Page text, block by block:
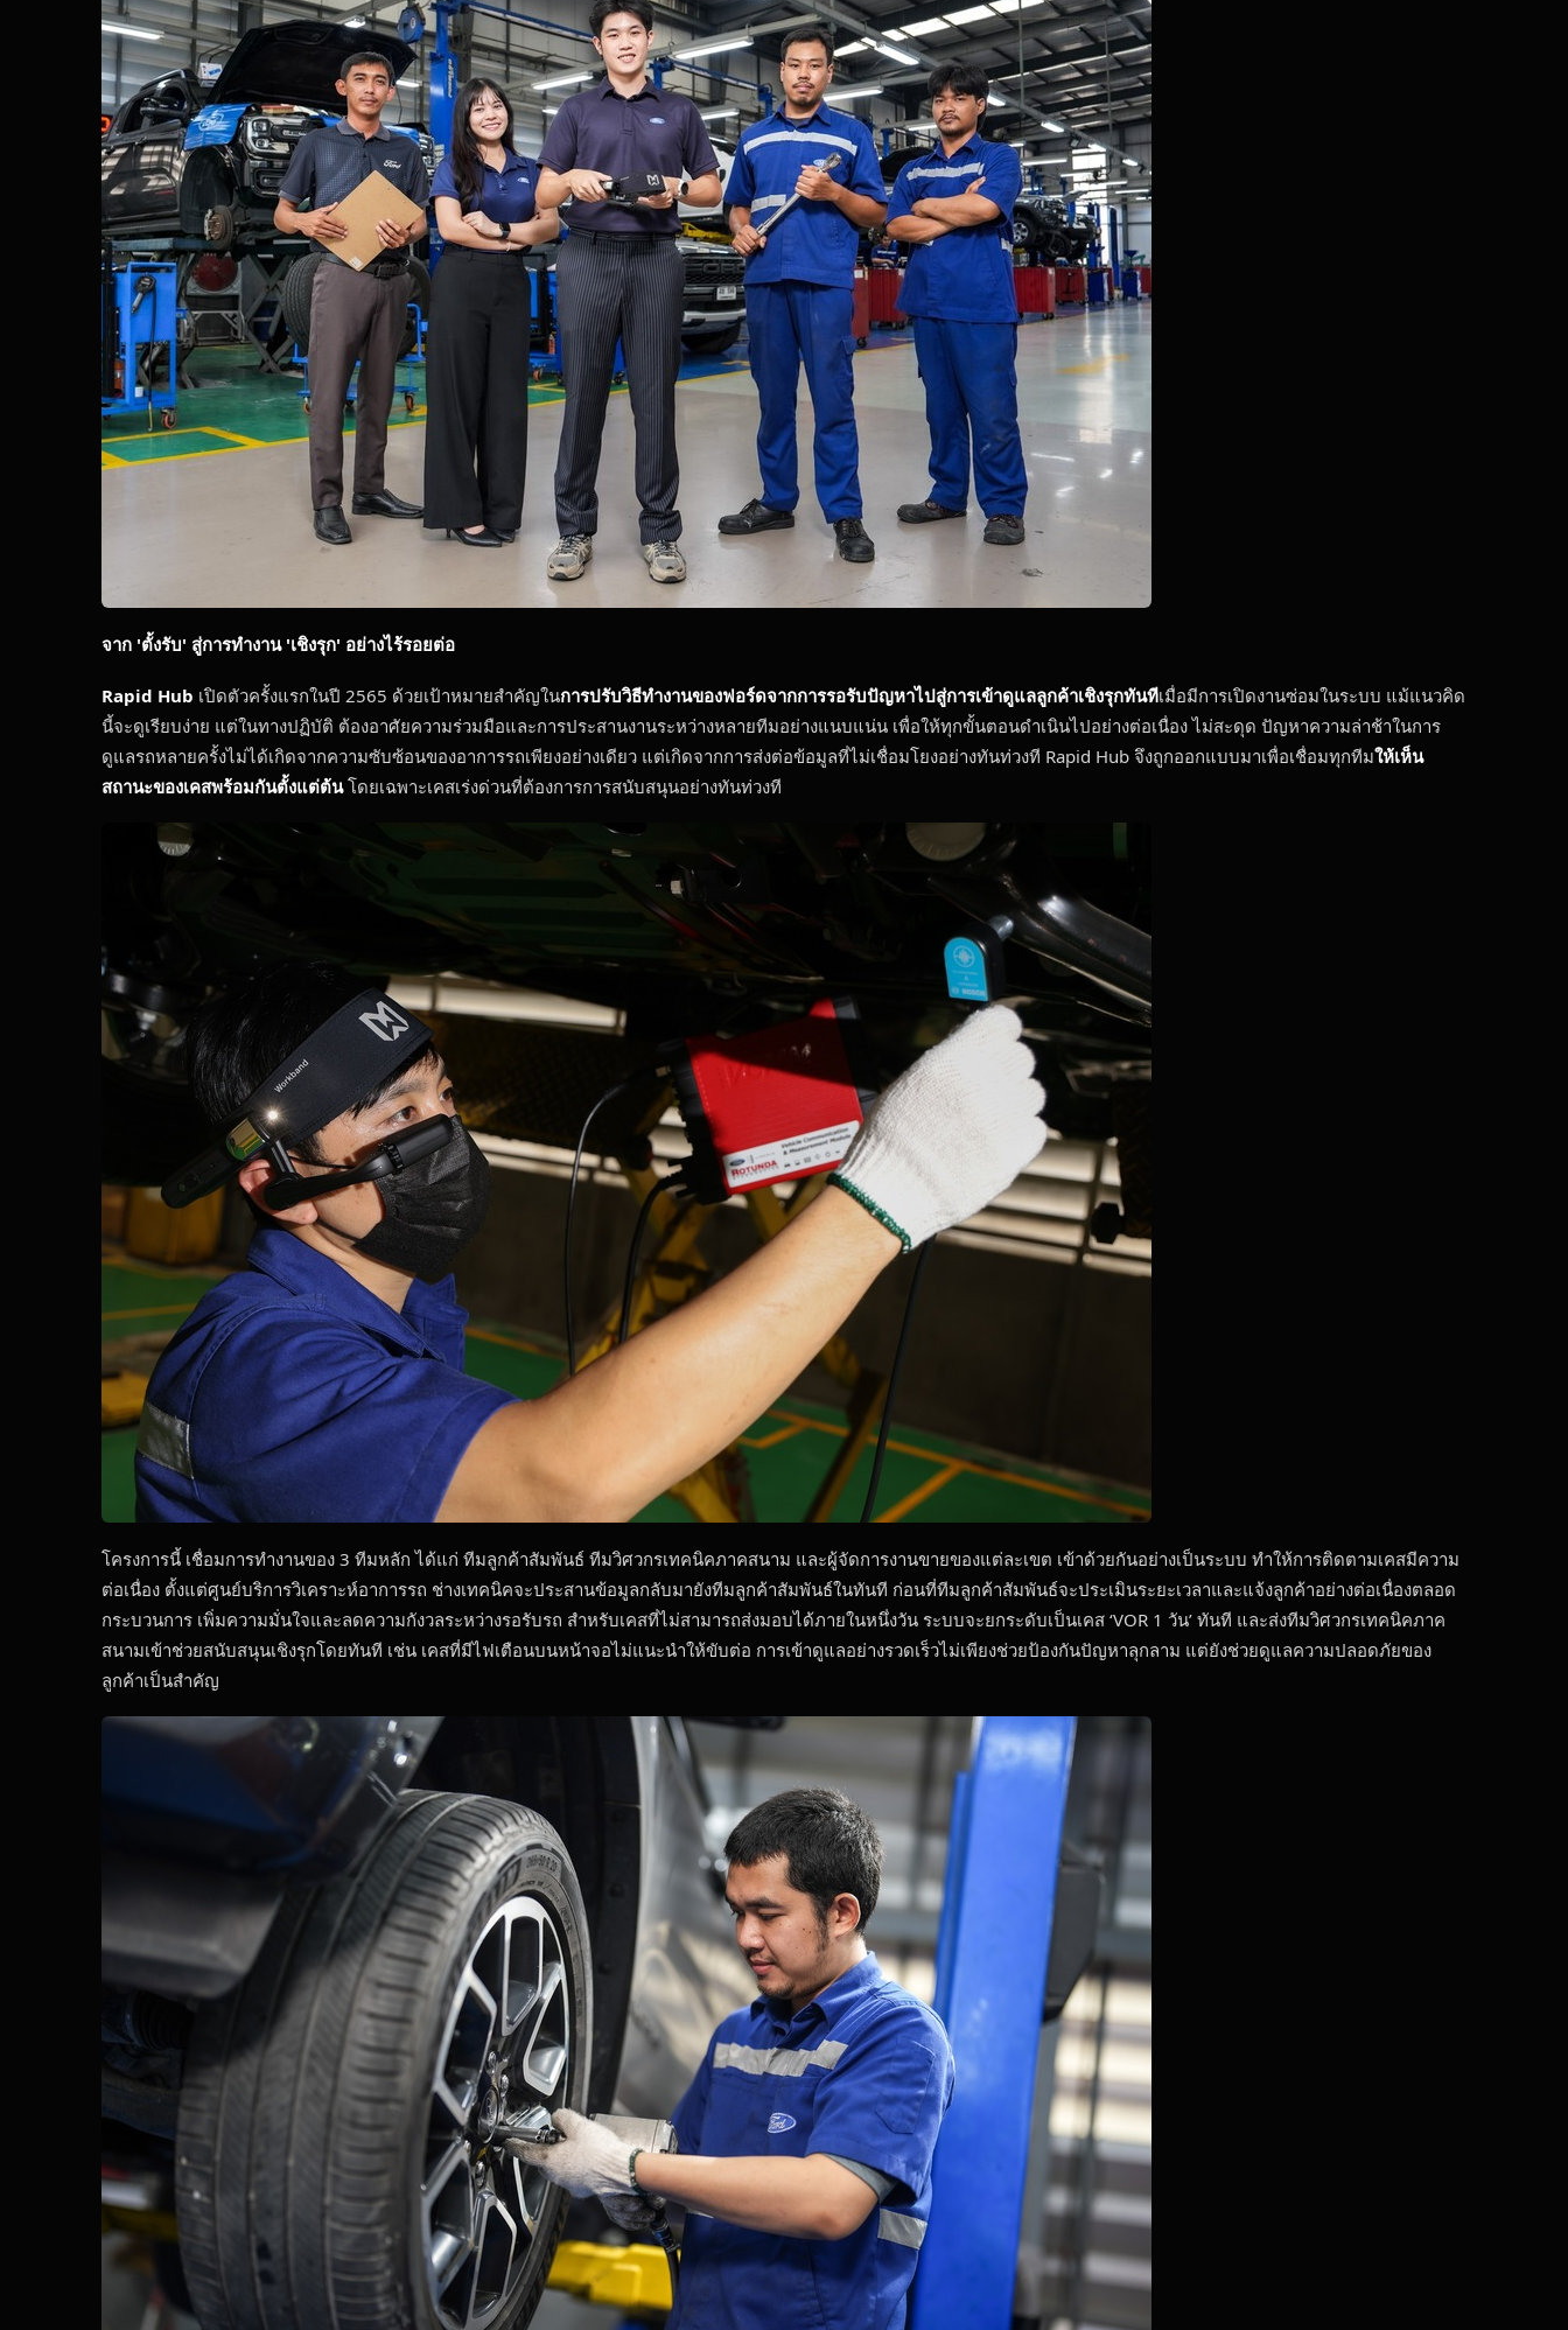
จาก 'ตั้งรับ' สู่การทำงาน 'เชิงรุก' อย่างไร้รอยต่อ
Rapid Hub เปิดตัวครั้งแรกในปี 2565 ด้วยเป้าหมายสำคัญในการปรับวิธีทำงานของฟอร์ดจากการรอรับปัญหาไปสู่การเข้าดูแลลูกค้าเชิงรุกทันทีเมื่อมีการเปิดงานซ่อมในระบบ แม้แนวคิด
นี้จะดูเรียบง่าย แต่ในทางปฏิบัติ ต้องอาศัยความร่วมมือและการประสานงานระหว่างหลายทีมอย่างแนบแน่น เพื่อให้ทุกขั้นตอนดำเนินไปอย่างต่อเนื่อง ไม่สะดุด ปัญหาความล่าช้าในการ
ดูแลรถหลายครั้งไม่ได้เกิดจากความซับซ้อนของอาการรถเพียงอย่างเดียว แต่เกิดจากการส่งต่อข้อมูลที่ไม่เชื่อมโยงอย่างทันท่วงที Rapid Hub จึงถูกออกแบบมาเพื่อเชื่อมทุกทีมให้เห็น
สถานะของเคสพร้อมกันตั้งแต่ต้นโดยเฉพาะเคสเร่งด่วนที่ต้องการการสนับสนุนอย่างทันท่วงที
โครงการนี้ เชื่อมการทำงานของ 3 ทีมหลัก ได้แก่ ทีมลูกค้าสัมพันธ์ ทีมวิศวกรเทคนิคภาคสนาม และผู้จัดการงานขายของแต่ละเขต เข้าด้วยกันอย่างเป็นระบบ ทำให้การติดตามเคสมีความ
ต่อเนื่อง ตั้งแต่ศูนย์บริการวิเคราะห์อาการรถ ช่างเทคนิคจะประสานข้อมูลกลับมายังทีมลูกค้าสัมพันธ์ในทันที ก่อนที่ทีมลูกค้าสัมพันธ์จะประเมินระยะเวลาและแจ้งลูกค้าอย่างต่อเนื่องตลอด
กระบวนการ เพิ่มความมั่นใจและลดความกังวลระหว่างรอรับรถ สำหรับเคสที่ไม่สามารถส่งมอบได้ภายในหนึ่งวัน ระบบจะยกระดับเป็นเคส ‘VOR 1 วัน’ ทันที และส่งทีมวิศวกรเทคนิคภาค
สนามเข้าช่วยสนับสนุนเชิงรุกโดยทันที เช่น เคสที่มีไฟเตือนบนหน้าจอไม่แนะนำให้ขับต่อ การเข้าดูแลอย่างรวดเร็วไม่เพียงช่วยป้องกันปัญหาลุกลาม แต่ยังช่วยดูแลความปลอดภัยของ
ลูกค้าเป็นสำคัญ